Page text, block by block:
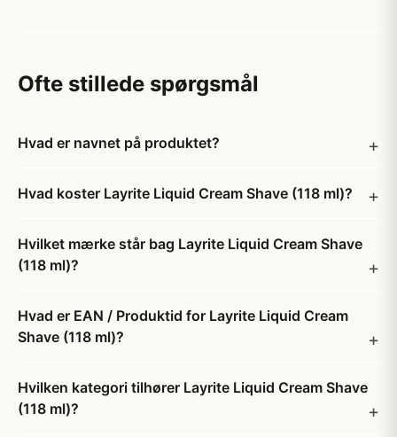
Ofte stillede spørgsmål
Hvad er navnet på produktet?
Hvad koster Layrite Liquid Cream Shave (118 ml)?
Hvilket mærke står bag Layrite Liquid Cream Shave
(118 ml)?
Hvad er EAN / Produktid for Layrite Liquid Cream
Shave (118 ml)?
Hvilken kategori tilhører Layrite Liquid Cream Shave
(118 ml)?